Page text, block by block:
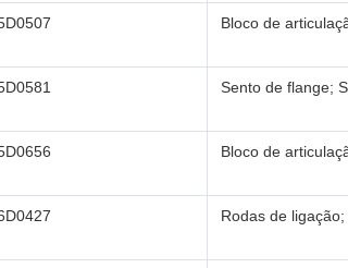
Bloco de
Sento de flange;
Bloco de
Rodas de ligação;